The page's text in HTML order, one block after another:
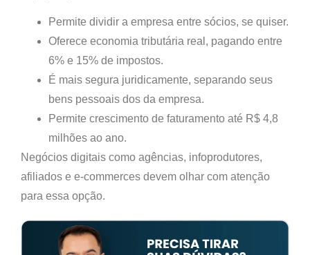
Permite dividir a empresa entre sócios, se quiser.
Oferece economia tributária real , pagando entre
6% e 15% de impostos.
É mais segura juridicamente, separando seus
bens pessoais dos da empresa.
Permite crescimento de faturamento até R$ 4,8
milhões ao ano.
Negócios digitais como agências, infoprodutores,
afiliados e e-commerces devem olhar com atenção
para essa opção.